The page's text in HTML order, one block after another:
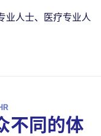
业人士、医疗专业人
不同的体